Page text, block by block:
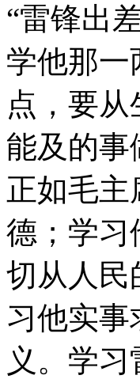
“雷锋出
学他那一
点，要
能及的事
正如毛
德；学习
切从人民
习他实
义。学